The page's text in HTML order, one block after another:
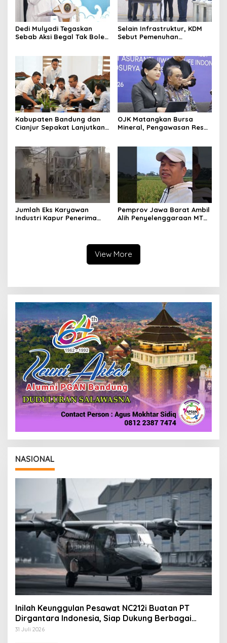
Dedi Mulyadi Tegaskan
Sebab Aksi Begal Tak Boleh
Selain Infrastruktur, KDM
Sebut Pemenuhan
APBD Jabar 2027
Kabupaten Bandung dan
Cianjur Sepakat Lanjutkan
Ekonomi Daerah
OJK Matangkan Bursa
Mineral, Pengawasan Resmi
Jumlah Eks Karyawan
Industri Kapur Penerima
Pemprov Jawa Barat Ambil
Alih Penyelenggaraan MTQ
View More
NASIONAL
Inilah Keunggulan Pesawat NC212i Buatan PT
Dirgantara Indonesia, Siap Dukung Berbagai
Operasi TNI
31 Juli 2026